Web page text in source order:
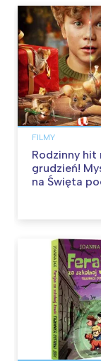
FILMY
Rodzinny hit
grudzień!
na Święta